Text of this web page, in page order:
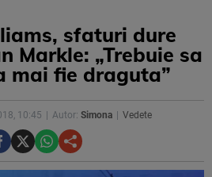
sfaturi dure
Markle: „Trebuie sa
mai fie draguta”
10:45 Autor: Simona Vedete